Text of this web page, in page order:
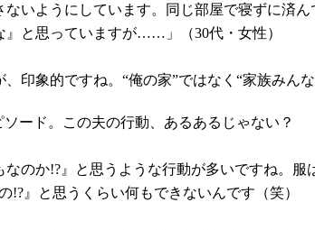
いようにしています。同じ部屋で寝ずに済
』と思っていますが……」（30代・女性）
印象的ですね。“俺の家”ではなく“家族みん
ード。この夫の行動、あるあるじゃない？
のか!?』と思うような行動が多いですね。
!?』と思うくらい何もできないんです（笑）